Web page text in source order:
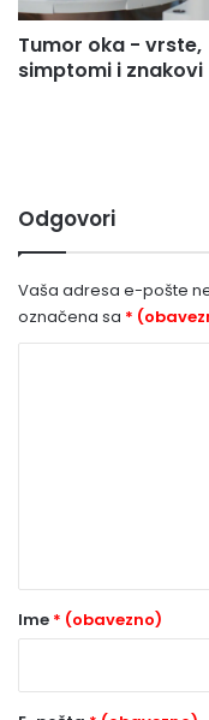
Tumor oka - vrste,
simptomi i znakovi
Odgovori
Vaša adresa e-pošte
označena sa *
r
Ime * (obavezno)